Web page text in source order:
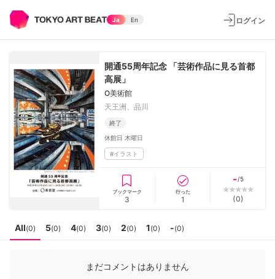
Ja En ログイン
開通55周年記念 「芸術作品に見る首都
高展」
O美術館
天王洲、品川
終了
休館日 木曜日
#イラスト
ブックマーク
3
行った
1
-/5
(0)
All(0) 5(0) 4(0) 3(0) 2(0) 1(0) -(0)
まだコメントはありません